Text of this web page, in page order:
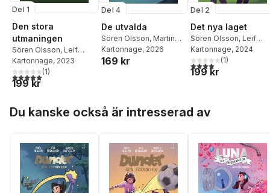
Del 1
Den stora
utmaningen
Sören Olsson, Leif
Eriksson,Martin
Svensson
Kartonnage, 2023
5,0utav 5 stjärnor. Totalt antal röster:
(1)
199 kr
Del 4
De utvalda
Sören Olsson, Martin
Svensson,Leif
Eriksson
Kartonnage, 2026
169 kr
Del 2
Det nya laget
Sören Olsson, Leif
Eriksson,Martin
Svensson
Kartonnage, 2024
4,0utav 5 stjärnor.
(1)
199 kr
Du kanske också är intresserad av